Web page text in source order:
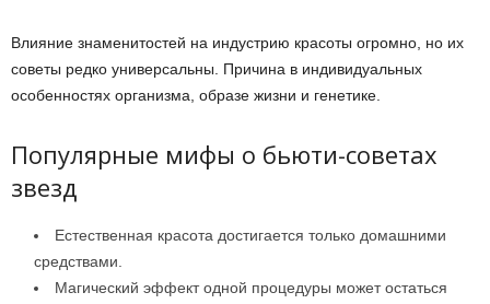
Влияние знаменитостей на индустрию красоты огромно, но их
советы редко универсальны. Причина в индивидуальных
особенностях организма, образе жизни и генетике.
Популярные мифы о бьюти-советах
звезд
Естественная красота достигается только домашними
средствами.
Магический эффект одной процедуры может остаться